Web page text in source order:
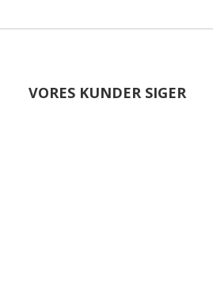
VORES KUNDER SIGER